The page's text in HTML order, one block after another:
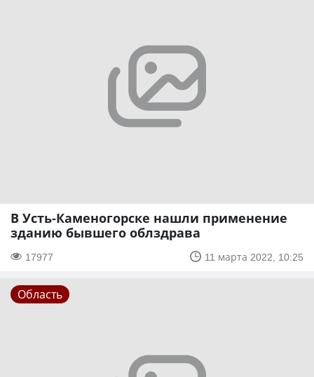
В Усть-Каменогорске нашли применение
зданию бывшего облздрава
17977 11 марта 2022, 10:25
Область